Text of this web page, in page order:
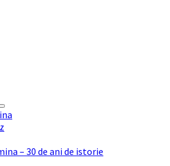
– 30 de ani de istorie